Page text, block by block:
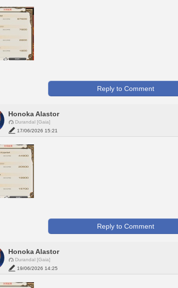
Reply to Comment
Honoka Alastor
Durandal [Gaia]
17/06/2026 15:21
Reply to Comment
Honoka Alastor
Durandal [Gaia]
19/06/2026 14:25